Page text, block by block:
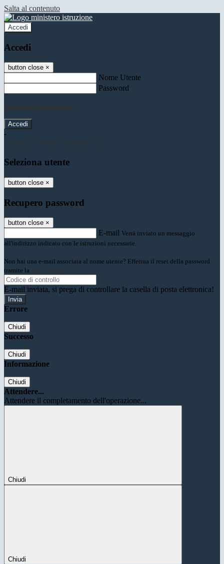
Salta al contenuto
Accedi
Accedi
button close ×
Nome Utente
Password
-
Seleziona utente
button close ×
Recupero password
button close ×
E-mail Verrà inviato un messaggio
all'indirizzo indicato con le istruzioni necessarie.
Non hai una e-mail associata al nome utente? Effettua il reset della password
tramite la
E-mail inviata, si prega di controllare la casella di posta elettronica!
Errore
Chiudi
Successo
Chiudi
Informazione
Chiudi
Attendere...
Attendere il completamento dell'operazione...
Chiudi
Chiudi